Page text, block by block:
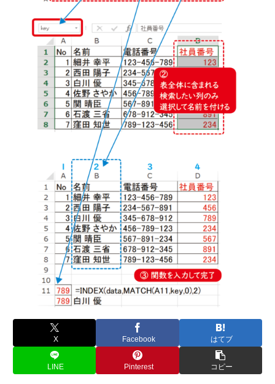
X Facebook はてブ
LINE Pinterest コピー